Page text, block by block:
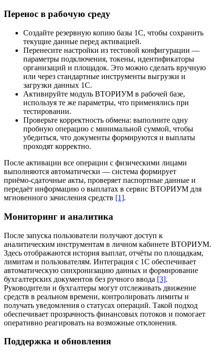
Перенос в рабочую среду
Создайте резервную копию базы 1С, чтобы сохранить
текущие данные перед активацией.
Перенесите настройки из тестовой конфигурации —
параметры подключения, токены, идентификаторы
организаций и площадок. Это можно сделать вручную
или через стандартные инструменты выгрузки и
загрузки данных 1С.
Активируйте модуль ВТОРИУМ в рабочей базе,
используя те же параметры, что применялись при
тестировании.
Проверьте корректность обмена: выполните одну
пробную операцию с минимальной суммой, чтобы
убедиться, что документы формируются и выплаты
проходят корректно.
После активации все операции с физическими лицами
выполняются автоматически — система формирует
приёмо‑сдаточные акты, проверяет паспортные данные и
передаёт информацию о выплатах в сервис ВТОРИУМ для
мгновенного зачисления средств [1].
Мониторинг и аналитика
После запуска пользователи получают доступ к
аналитическим инструментам в личном кабинете ВТОРИУМ.
Здесь отображаются история выплат, отчёты по площадкам,
лимитам и пользователям. Интеграция с 1С обеспечивает
автоматическую синхронизацию данных и формирование
бухгалтерских документов без ручного ввода [3].
Руководители и бухгалтеры могут отслеживать движение
средств в реальном времени, контролировать лимиты и
получать уведомления о статусах операций. Такой подход
обеспечивает прозрачность финансовых потоков и помогает
оперативно реагировать на возможные отклонения.
Поддержка и обновления